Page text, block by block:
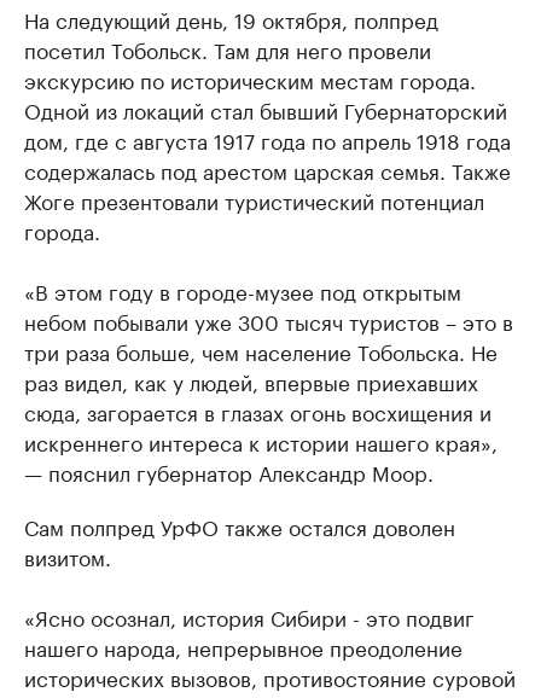
На следующий день, 19 октября, полпред
посетил Тобольск. Там для него провели
экскурсию по историческим местам города.
Одной из локаций стал бывший Губернаторский
дом, где с августа 1917 года по апрель 1918 года
содержалась под арестом царская семья. Также
Жоге презентовали туристический потенциал
города.
«В этом году в городе-музее под открытым
небом побывали уже 300 тысяч туристов – это в
три раза больше, чем население Тобольска. Не
раз видел, как у людей, впервые приехавших
сюда, загорается в глазах огонь восхищения и
искреннего интереса к истории нашего края»,
— пояснил губернатор Александр Моор.
Сам полпред УрФО также остался доволен
визитом.
«Ясно осознал, история Сибири - это подвиг
нашего народа, непрерывное преодоление
исторических вызовов, противостояние суровой